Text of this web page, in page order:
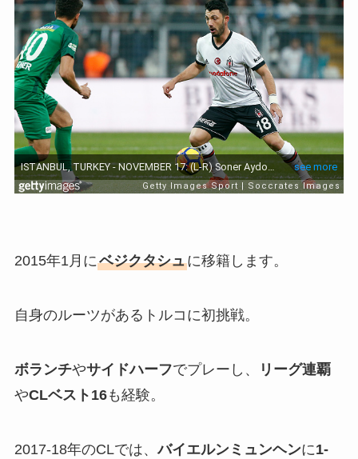
2015年1月にベジクタシュに移籍します。
自身のルーツがあるトルコに初挑戦。
ボランチやサイドハーフでプレーし、
リーグ連覇
やCLベスト16も経験。
2017-18年のCLでは、バイエルンミュンヘンに1-